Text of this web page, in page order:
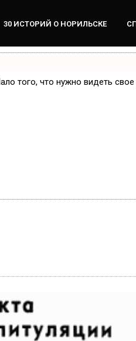
30 ИСТОРИЙ О НОРИЛЬСКЕ
того, что нужно видеть